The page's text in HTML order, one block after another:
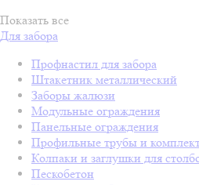
Показать все
Для забора
Профнастил для забора
Штакетник металлический
Заборы жалюзи
Модульные ограждения
Панельные ограждения
Профильные трубы и
Колпаки и заглушки для
Пескобетон